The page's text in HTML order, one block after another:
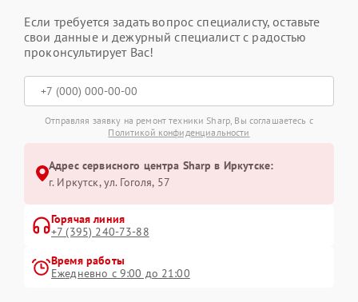
Если требуется задать вопрос специалисту, оставьте
свои данные и дежурный специалист с радостью
проконсультирует Вас!
Отправляя заявку на ремонт техники Sharp, Вы соглашаетесь с
Политикой конфиденциальности
Адрес сервисного центра Sharp в Иркутске:
г. Иркутск, ул. ​Гоголя, 57
Горячая линия
+7 (395) 240-73-88
Время работы
Ежедневно с 9:00 до 21:00